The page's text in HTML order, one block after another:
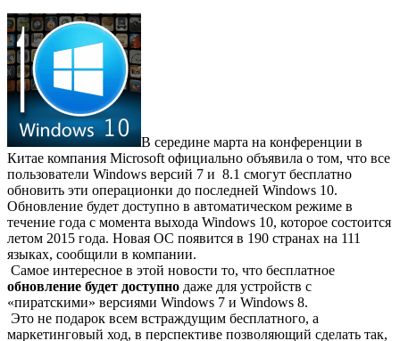
В середине марта на конференции в
Китае компания Microsoft официально объявила о том, что все
пользователи Windows версий 7 и 8.1 смогут бесплатно
обновить эти операционки до последней Windows 10.
Обновление будет доступно в автоматическом режиме в
течение года с момента выхода Windows 10, которое состоится
летом 2015 года. Новая ОС появится в 190 странах на 111
языках, сообщили в компании.
Самое интересное в этой новости то, что бесплатное
обновление будет доступно даже для устройств с
«пиратскими» версиями Windows 7 и Windows 8.
Это не подарок всем встраждущим бесплатного, а
маркетинговый ход, в перспективе позволяющий сделать так,